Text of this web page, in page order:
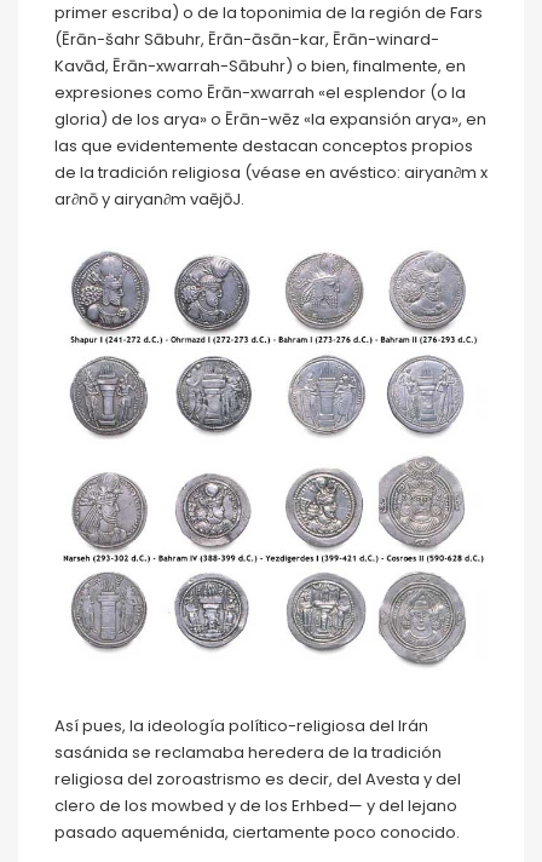
primer escriba) o de la toponimia de la región de Fars
(Ērān-šahr Sābuhr, Ērān-āsān-kar, Ērān-winard-
Kavād, Ērān-xwarrah-Sābuhr) o bien, finalmente, en
expresiones como Ērān-xwarrah «el esplendor (o la
gloria) de los arya» o Ērān-wēz «la expansión arya», en
las que evidentemente destacan conceptos propios
de la tradición religiosa (véase en avéstico: airyan∂m x
ar∂nō y airyan∂m vaējōJ.
Así pues, la ideología político-religiosa del Irán
sasánida se reclamaba heredera de la tradición
religiosa del zoroastrismo es decir, del Avesta y del
clero de los mowbed y de los Erhbed— y del lejano
pasado aqueménida, ciertamente poco conocido.